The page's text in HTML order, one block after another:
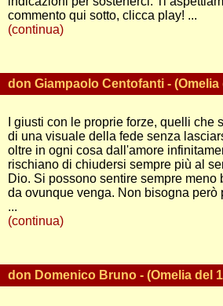
commento qui sotto, clicca play! ...
(continua)
don Giampaolo Centofanti - (Omelia
I giusti con le proprie forze, quelli che
di una visuale della fede senza
oltre in ogni cosa dall'amore
rischiano di chiudersi sempre più al
Dio. Si possono sentire sempre meno
da ovunque venga. Non bisogna però
...
(continua)
don Domenico Bruno - (Omelia del